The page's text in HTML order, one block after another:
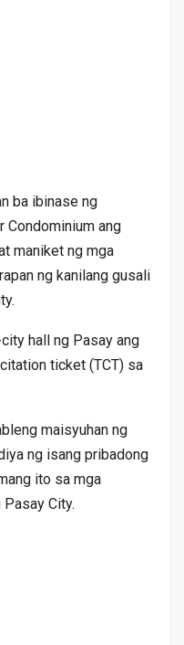
ba ibinase ng
Condominium ang
maniket ng mga
ng kanilang gusali
hall ng Pasay ang
ticket (TCT) sa
maisyuhan ng
ng isang pribadong
ito sa mga
City.